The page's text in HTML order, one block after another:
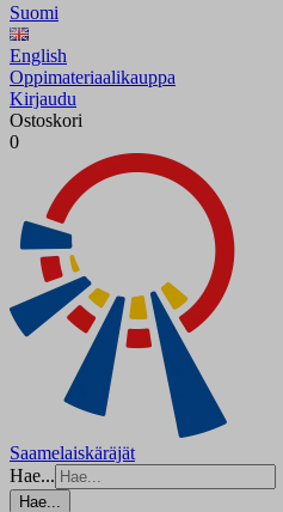
Suomi
English
Oppimateriaalikauppa
Kirjaudu
Ostoskori
0
Saamelaiskäräjät
Hae...
Hae...